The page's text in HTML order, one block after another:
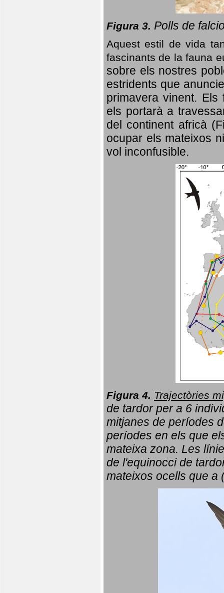
Figura 3. Polls de
Aquest estil de vida
fascinants de la fauna
sobre els nostres
estridents que
primavera vinent. Els
els portarà a
del continent africà
ocupar els mateixos
vol inconfusible.
Figura 4. Trajectòries
de tardor per a 6
mitjanes de períodes
períodes en els que
mateixa zona. Les
de l'equinocci de
mateixos ocells que a